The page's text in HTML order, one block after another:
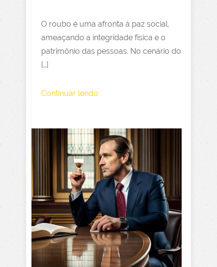
O roubo é uma afronta à paz social,
ameaçando a integridade física e o
patrimônio das pessoas. No cenário do
[…]
Continuar lendo